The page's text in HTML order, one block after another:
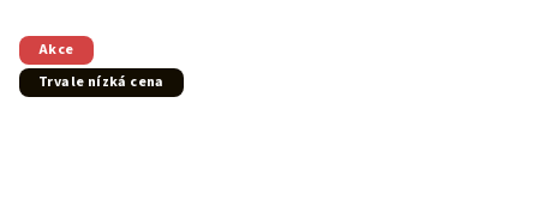
Akce
Trvale nízká cena